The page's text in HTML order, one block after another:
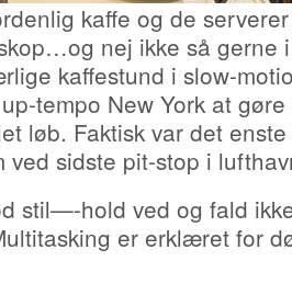
kaffe og de
nej ikke så gerne
kaffestund i slow-
tempo New York at
løb. Faktisk var det
sidste pit-stop i
stil—-hold ved og fald
er erklæret for